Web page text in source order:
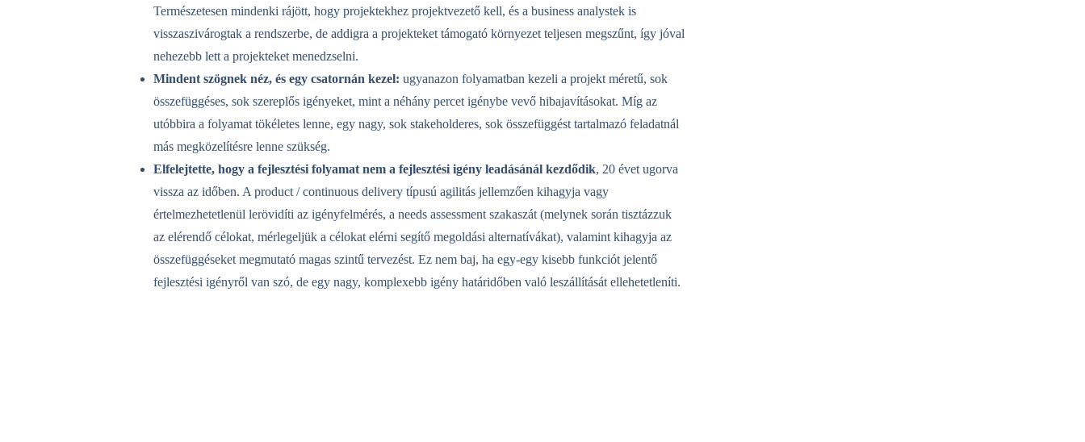
Természetesen mindenki rájött, hogy projektekhez projektvezető kell, és a business analystek is
visszaszivárogtak a rendszerbe, de addigra a projekteket támogató környezet teljesen megszűnt, így jóval
nehezebb lett a projekteket menedzselni.
Mindent szögnek néz, és egy csatornán kezel: ugyanazon folyamatban kezeli a projekt méretű, sok
összefüggéses, sok szereplős igényeket, mint a néhány percet igénybe vevő hibajavításokat. Míg az
utóbbira a folyamat tökéletes lenne, egy nagy, sok stakeholderes, sok összefüggést tartalmazó feladatnál
más megközelítésre lenne szükség.
Elfelejtette, hogy a fejlesztési folyamat nem a fejlesztési igény leadásánál kezdődik, 20 évet ugorva
vissza az időben. A product / continuous delivery típusú agilitás jellemzően kihagyja vagy
értelmezhetetlenül lerövidíti az igényfelmérés, a needs assessment szakaszát (melynek során tisztázzuk
az elérendő célokat, mérlegeljük a célokat elérni segítő megoldási alternatívákat), valamint kihagyja az
összefüggéseket megmutató magas szintű tervezést. Ez nem baj, ha egy-egy kisebb funkciót jelentő
fejlesztési igényről van szó, de egy nagy, komplexebb igény határidőben való leszállítását ellehetetleníti.